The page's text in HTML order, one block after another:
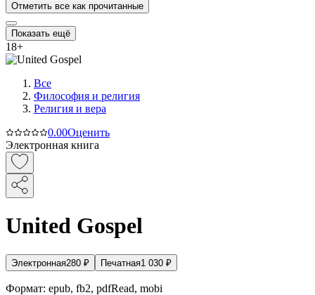
Отметить все как прочитанные
Показать ещё
18+
Все
Философия и религия
Религия и вера
0.00Оценить
Электронная книга
United Gospel
Электронная280 ₽ Печатная1 030 ₽
Формат: epub, fb2, pdfRead, mobi